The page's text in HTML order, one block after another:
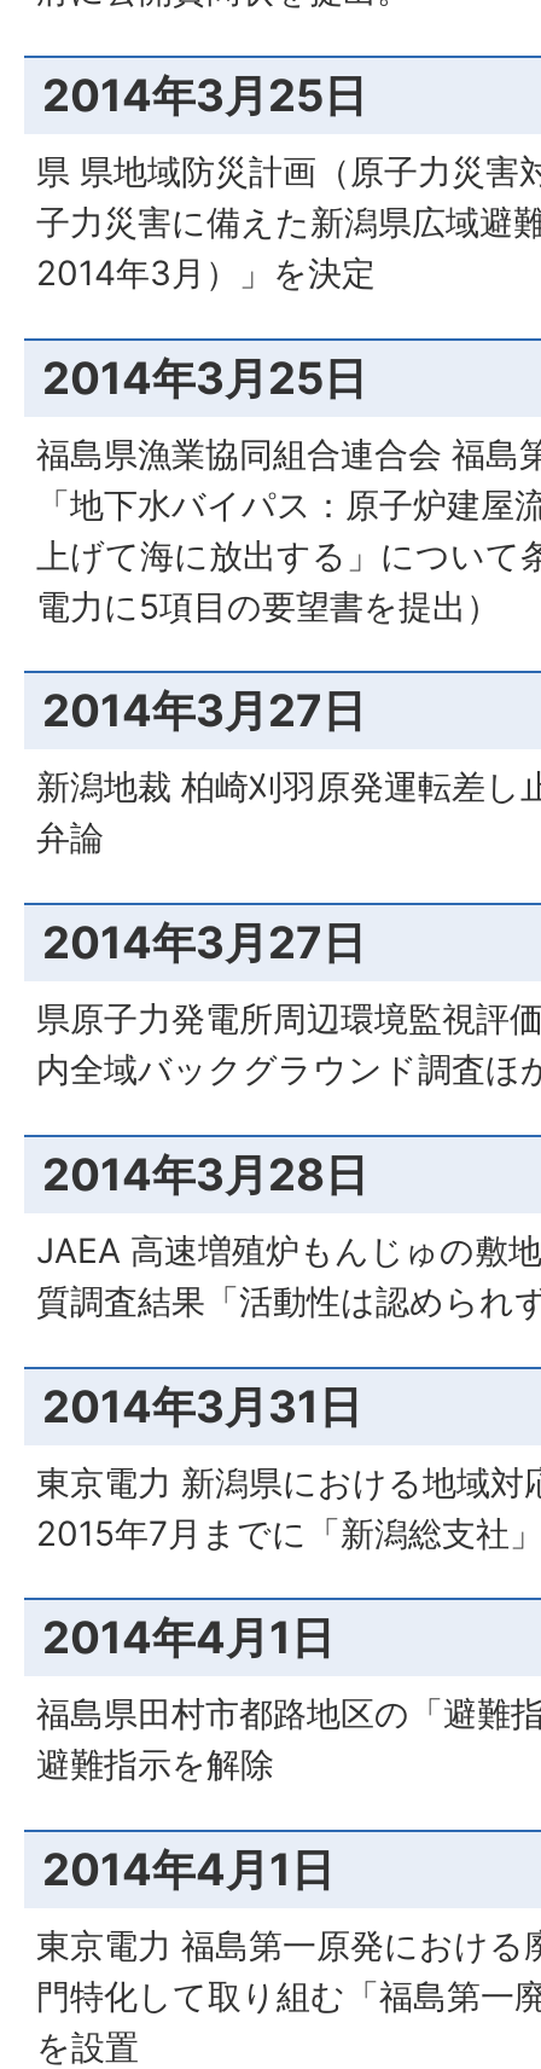
2014年3月25日
県 県地域防災計画（原子力災害
子力災害に備えた新潟県広域避
2014年3月）」を決定
2014年3月25日
福島県漁業協同組合連合会 福島
「地下水バイパス：原子炉建屋
上げて海に放出する」について
電力に5項目の要望書を提出）
2014年3月27日
新潟地裁 柏崎刈羽原発運転差し
弁論
2014年3月27日
県原子力発電所周辺環境監視評
内全域バックグラウンド調査ほ
2014年3月28日
JAEA 高速増殖炉もんじゅの敷
質調査結果「活動性は認められ
2014年3月31日
東京電力 新潟県における地域
2015年7月までに「新潟総支社
2014年4月1日
福島県田村市都路地区の「避難
避難指示を解除
2014年4月1日
東京電力 福島第一原発における
門特化して取り組む「福島第一
を設置